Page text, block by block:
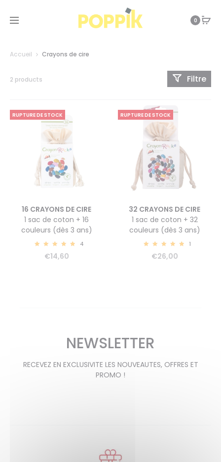
0
Accueil Crayons de cire
2 products Filtre
RUPTURE DE STOCK
16 CRAYONS DE CIRE
1 sac de coton + 16
couleurs (dès 3 ans)
4
€14,60
RUPTURE DE STOCK
32 CRAYONS DE CIRE
1 sac de coton + 32
couleurs (dès 3 ans)
1
€26,00
NEWSLETTER
RECEVEZ EN EXCLUSIVITE LES NOUVEAUTES, OFFRES ET
PROMO !